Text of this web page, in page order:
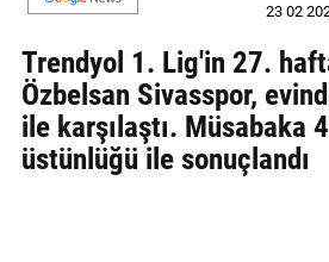
İletişim
Gizlilik
Politikası
23 02
Trendyol 1. Lig'in 27.
Özbelsan Sivasspor,
ile karşılaştı. Müsabaka
üstünlüğü ile sonuçlandı